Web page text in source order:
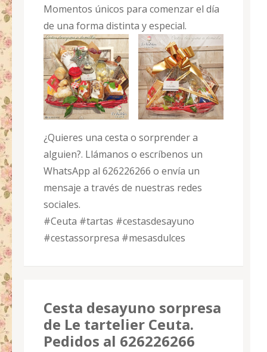
Momentos únicos para comenzar el día
de una forma distinta y especial.
¿Quieres una cesta o sorprender a
alguien?. Llámanos o escríbenos un
WhatsApp al 626226266 o envía un
mensaje a través de nuestras redes
sociales.
#Ceuta #tartas #cestasdesayuno
#cestassorpresa #mesasdulces
Cesta desayuno sorpresa
de Le tartelier Ceuta.
Pedidos al 626226266